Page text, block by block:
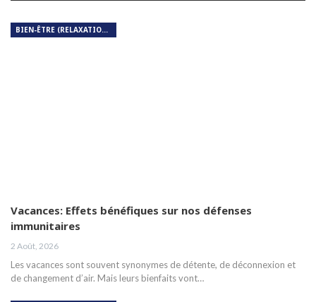
BIEN-ÊTRE (RELAXATION, MÉDITATION, SOIN DU CORPS)
Vacances: Effets bénéfiques sur nos défenses
immunitaires
2 Août, 2026
Les vacances sont souvent synonymes de détente, de déconnexion et
de changement d’air. Mais leurs bienfaits vont…